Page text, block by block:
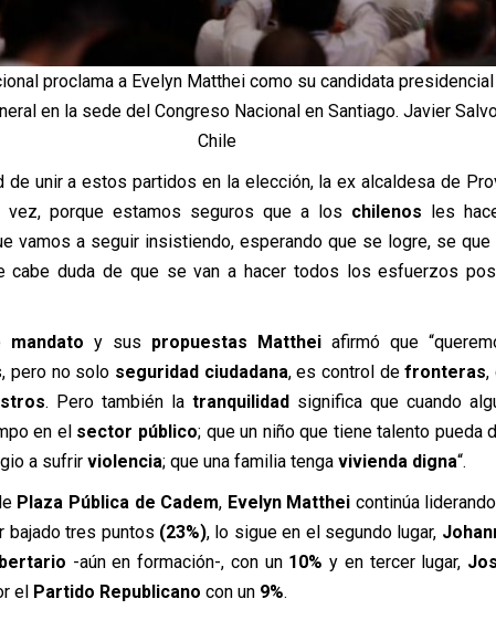
proclama a Evelyn Matthei como su candidata
en la sede del Congreso Nacional en Santiago. Javier
Chile
de unir a estos partidos en la elección, la ex alcaldesa de
porque estamos seguros que a los chilenos les
vamos a seguir insistiendo, esperando que se logre, se
cabe duda de que se van a hacer todos los esfuerzos
mandato y sus propuestas Matthei afirmó que
pero no solo seguridad ciudadana, es control defronteras,
. Pero también latranquilidad significa que cuando
en el sector público; que un niño que tiene talento pueda
a sufrir violencia; que una familia tenga vivienda digna“.
Plaza Pública de Cadem, Evelyn Matthei continúa
bajado tres puntos (23%), lo sigue en el segundo lugar,
-aún en formación-, con un 10% y en tercer lugar,
el Partido Republicano con un 9%.